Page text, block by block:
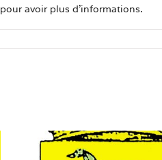
avoir plus d’informations.